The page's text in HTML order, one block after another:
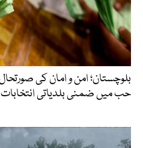
بلوچستان؛ امن و امان کی
حب میں ضمنی بلدیاتی